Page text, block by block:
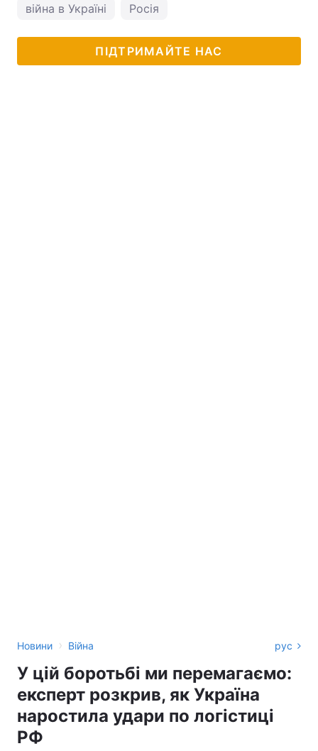
війна в Україні Росія
ПІДТРИМАЙТЕ НАС
Новини › Війна рус
У цій боротьбі ми перемагаємо:
експерт розкрив, як Україна
наростила удари по логістиці
РФ